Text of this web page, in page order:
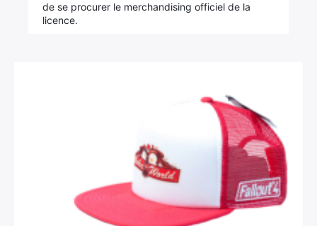
de se procurer le merchandising officiel de la
licence.